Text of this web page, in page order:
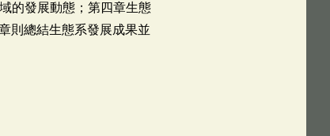
的發展動態；第四章生態
則總結生態系發展成果並